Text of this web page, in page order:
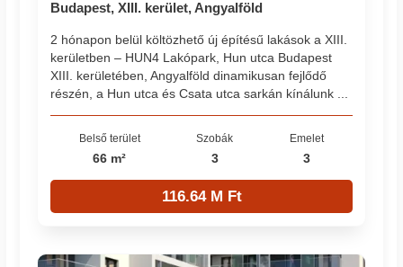
Budapest, XIII. kerület, Angyalföld
2 hónapon belül költözhető új építésű lakások a XIII.
kerületben – HUN4 Lakópark, Hun utca Budapest
XIII. kerületében, Angyalföld dinamikusan fejlődő
részén, a Hun utca és Csata utca sarkán kínálunk ...
Belső terület
66 m²
Szobák
3
Emelet
3
116.64 M Ft